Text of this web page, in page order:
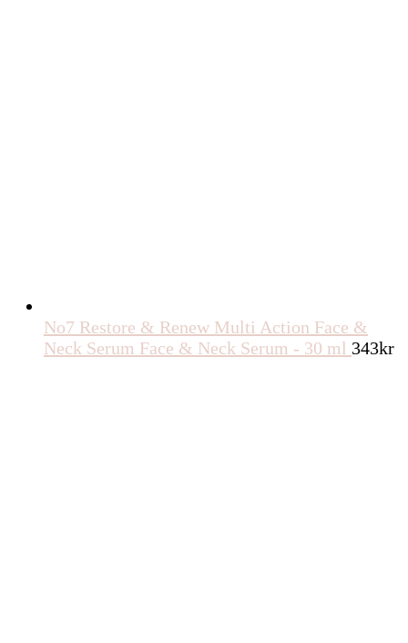
No7 Restore & Renew Multi Action Face &
Neck Serum Face & Neck Serum - 30 ml 343kr